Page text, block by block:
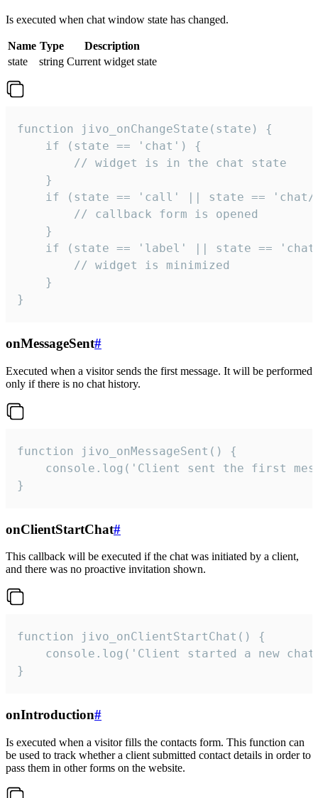
Is executed when chat window state has changed.
Name Type
Description
state
string Current widget state
function jivo_onChangeState(state) {
    if (state == 'chat') {
        // widget is in the chat state
    }
if (state == 'call' || state ==
        // callback form is opened
    }
if (state == 'label' || state ==
        // widget is minimized
    }
}
onMessageSent#
Executed when a visitor sends the first message. It will be performed
only if there is no chat history.
function jivo_onMessageSent() {
console.log('Client sent the first
}
onClientStartChat#
This callback will be executed if the chat was initiated by a client,
and there was no proactive invitation shown.
function jivo_onClientStartChat() {
console.log('Client started a new
}
onIntroduction#
Is executed when a visitor fills the contacts form. This function can
be used to track whether a client submitted contact details in order to
pass them in other forms on the website.